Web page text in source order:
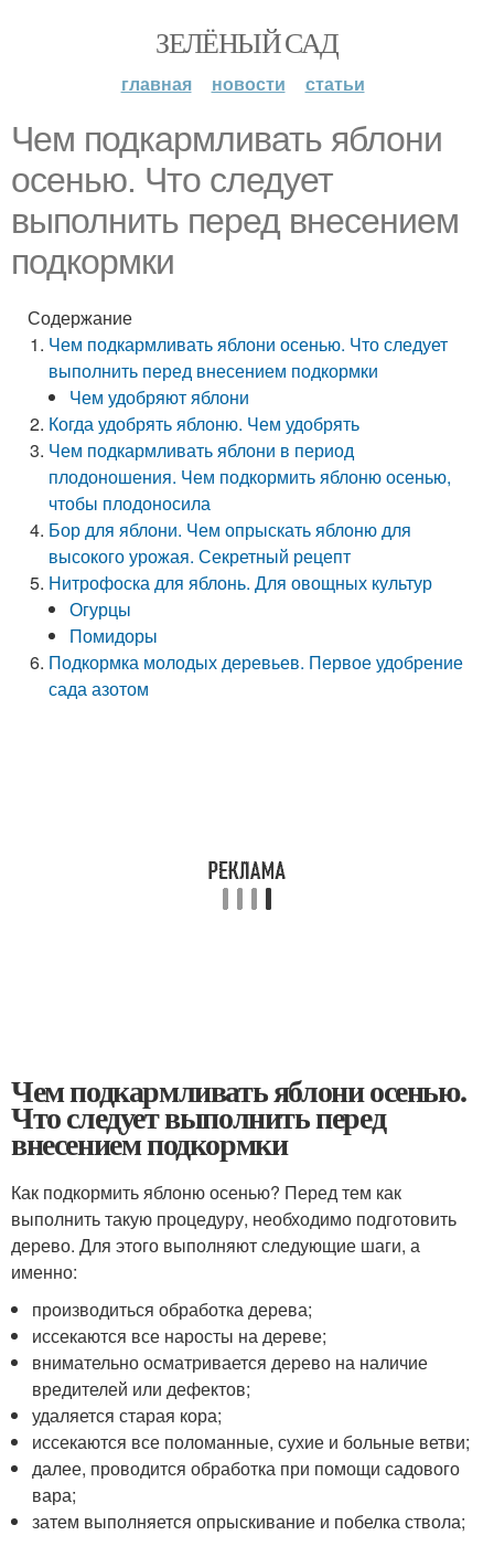
ЗЕЛЁНЫЙ САД
главная новости статьи
Чем подкармливать яблони
осенью. Что следует
выполнить перед внесением
подкормки
Содержание
Чем подкармливать яблони осенью. Что следует
выполнить перед внесением подкормки
Чем удобряют яблони
Когда удобрять яблоню. Чем удобрять
Чем подкармливать яблони в период
плодоношения. Чем подкормить яблоню осенью,
чтобы плодоносила
Бор для яблони. Чем опрыскать яблоню для
высокого урожая. Секретный рецепт
Нитрофоска для яблонь. Для овощных культур
Огурцы
Помидоры
Подкормка молодых деревьев. Первое удобрение
сада азотом
Чем подкармливать яблони осенью.
Что следует выполнить перед
внесением подкормки
Как подкормить яблоню осенью? Перед тем как
выполнить такую процедуру, необходимо подготовить
дерево. Для этого выполняют следующие шаги, а
именно:
производиться обработка дерева;
иссекаются все наросты на дереве;
внимательно осматривается дерево на наличие
вредителей или дефектов;
удаляется старая кора;
иссекаются все поломанные, сухие и больные ветви;
далее, проводится обработка при помощи садового
вара;
затем выполняется опрыскивание и побелка ствола;